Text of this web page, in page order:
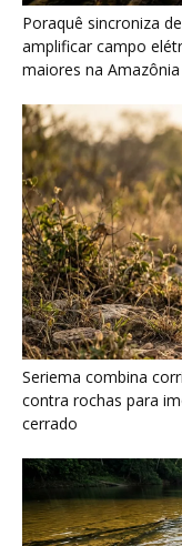
Seriema combina
contra rochas para
cerrado
Ariranha sincroniza
e cerca cardumes